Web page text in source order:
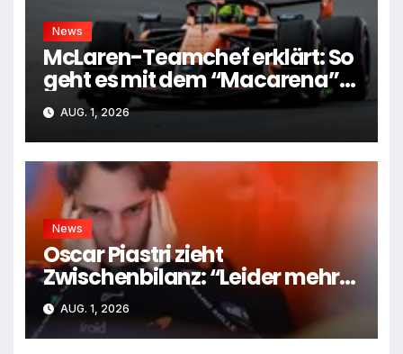
News
McLaren-Teamchef erklärt: So
geht es mit dem “Macarena”-
Flügel weiter
AUG. 1, 2026
News
Oscar Piastri zieht
Zwischenbilanz: “Leider mehr
Tiefen als Höhen”
AUG. 1, 2026